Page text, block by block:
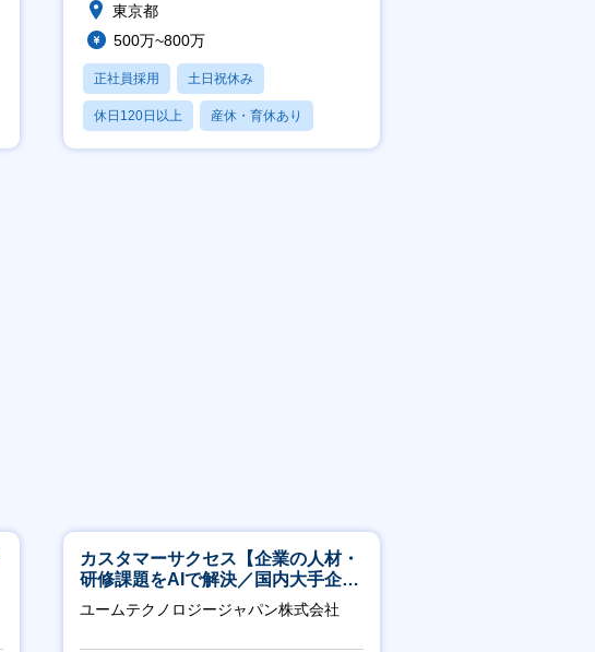
東京都
500万~800万
正社員採用 土日祝休み
休日120日以上 産休・育休あり
月残業20時間以内
カスタマーサクセス【企業の人材・
研修課題をAIで解決／国内大手企業
約3万社導入／フレックス可】
ユームテクノロジージャパン株式会社